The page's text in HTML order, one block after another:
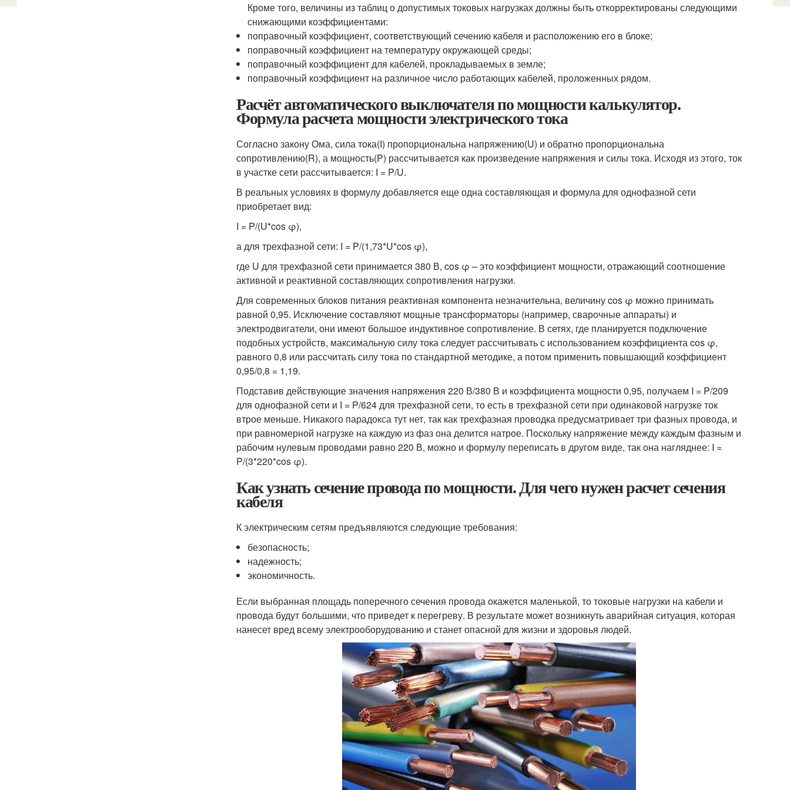
Кроме того, величины из таблиц о допустимых токовых нагрузках должны быть откорректированы следующими
снижающими коэффициентами:
поправочный коэффициент, соответствующий сечению кабеля и расположению его в блоке;
поправочный коэффициент на температуру окружающей среды;
поправочный коэффициент для кабелей, прокладываемых в земле;
поправочный коэффициент на различное число работающих кабелей, проложенных рядом.
Расчёт автоматического выключателя по мощности калькулятор.
Формула расчета мощности электрического тока
Согласно закону Ома, сила тока(I) пропорциональна напряжению(U) и обратно пропорциональна
сопротивлению(R), а мощность(P) рассчитывается как произведение напряжения и силы тока. Исходя из этого, ток
в участке сети рассчитывается: I = P/U.
В реальных условиях в формулу добавляется еще одна составляющая и формула для однофазной сети
приобретает вид:
I = P/(U*cos φ),
а для трехфазной сети: I = P/(1,73*U*cos φ),
где U для трехфазной сети принимается 380 В, cos φ – это коэффициент мощности, отражающий соотношение
активной и реактивной составляющих сопротивления нагрузки.
Для современных блоков питания реактивная компонента незначительна, величину cos φ можно принимать
равной 0,95. Исключение составляют мощные трансформаторы (например, сварочные аппараты) и
электродвигатели, они имеют большое индуктивное сопротивление. В сетях, где планируется подключение
подобных устройств, максимальную силу тока следует рассчитывать с использованием коэффициента cos φ,
равного 0,8 или рассчитать силу тока по стандартной методике, а потом применить повышающий коэффициент
0,95/0,8 = 1,19.
Подставив действующие значения напряжения 220 В/380 В и коэффициента мощности 0,95, получаем I = P/209
для однофазной сети и I = P/624 для трехфазной сети, то есть в трехфазной сети при одинаковой нагрузке ток
втрое меньше. Никакого парадокса тут нет, так как трехфазная проводка предусматривает три фазных провода, и
при равномерной нагрузке на каждую из фаз она делится натрое. Поскольку напряжение между каждым фазным и
рабочим нулевым проводами равно 220 В, можно и формулу переписать в другом виде, так она нагляднее: I =
P/(3*220*cos φ).
Как узнать сечение провода по мощности. Для чего нужен расчет сечения
кабеля
К электрическим сетям предъявляются следующие требования:
безопасность;
надежность;
экономичность.
Если выбранная площадь поперечного сечения провода окажется маленькой, то токовые нагрузки на кабели и
провода будут большими, что приведет к перегреву. В результате может возникнуть аварийная ситуация, которая
нанесет вред всему электрооборудованию и станет опасной для жизни и здоровья людей.